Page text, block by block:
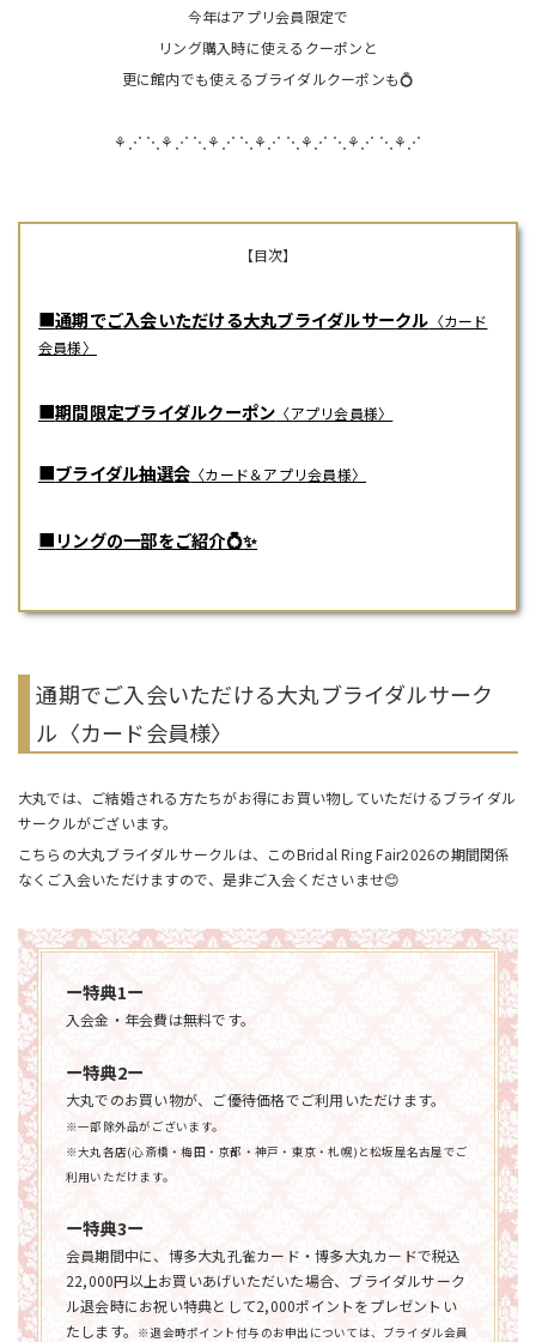
今年はアプリ会員限定で
リング購入時に使えるクーポンと
更に館内でも使えるブライダルクーポンも💍
⚘⋰ ⋱⚘⋰ ⋱⚘⋰ ⋱⚘⋰ ⋱⚘⋰ ⋱⚘⋰ ⋱⚘⋰
【目次】
■通期でご入会いただける大丸ブライダルサークル 〈カード
会員様〉
■期間限定ブライダルクーポン 〈アプリ会員様〉
■ブライダル抽選会 〈カード＆アプリ会員様〉
■リングの一部をご紹介💍✨
通期でご入会いただける大丸ブライダルサーク
ル〈カード会員様〉
大丸では、ご結婚される方たちがお得にお買い物していただけるブライダル
サークルがございます。
こちらの大丸ブライダルサークルは、このBridal Ring Fair2026の期間関係
なくご入会いただけますので、是非ご入会くださいませ😊
ー特典1ー
入会金・年会費は無料です。
ー特典2ー
大丸でのお買い物が、ご優待価格でご利用いただけます。
※一部除外品がございます。
※大丸各店(心斎橋・梅田・京都・神戸・東京・札幌)と松坂屋名古屋でご
利用いただけます。
ー特典3ー
会員期間中に、博多大丸孔雀カード・博多大丸カードで税込
22,000円以上お買いあげいただいた場合、ブライダルサーク
ル退会時にお祝い特典として2,000ポイントをプレゼントい
たします。
※退会時ポイント付与のお申出については、ブライダル会員